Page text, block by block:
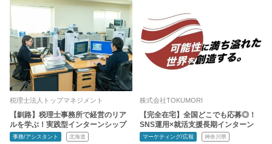
税理士法人トップマネジメント
【釧路】税理士事務所で経営のリア
ルを学ぶ！実践型インターンシップ
事務/アシスタント 北海道
株式会社TOKUMORI
【完全在宅】全国どこでも応募◎！
SNS運用×就活支援長期インターン
マーケティング/広報 神奈川県